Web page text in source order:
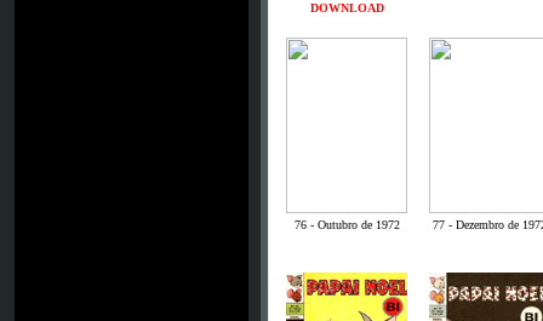
DOWNLOAD
76 - Outubro de 1972 77 - Dezembro de